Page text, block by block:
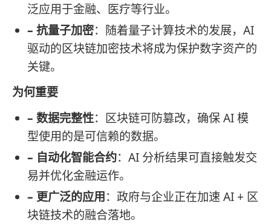
泛应用于金融、医疗等行业。
– 抗量子加密：随着量子计算技术的发展，AI
驱动的区块链加密技术将成为保护数字资产的
关键。
为何重要
– 数据完整性：区块链可防篡改，确保 AI 模
型使用的是可信赖的数据。
– 自动化智能合约：AI 分析结果可直接触发交
易并优化金融运作。
– 更广泛的应用：政府与企业正在加速 AI + 区
块链技术的融合落地。